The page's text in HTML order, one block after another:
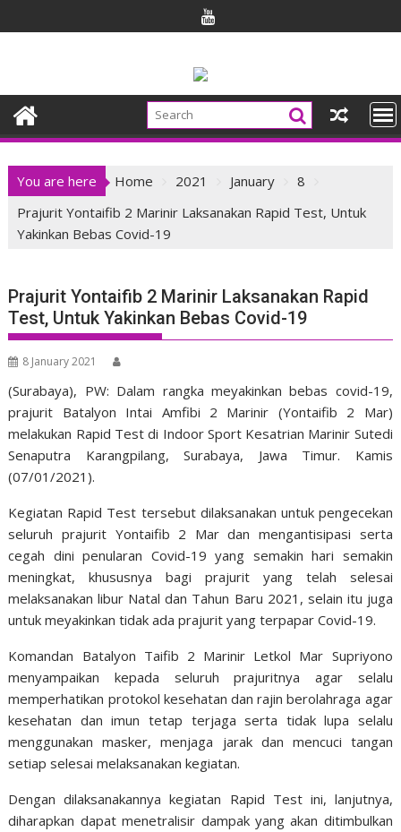
to
You are here Home 2021 January
8
Prajurit Yontaifib 2 Marinir Laksanakan Rapid Test, Untuk
Yakinkan Bebas Covid-19
Prajurit Yontaifib 2 Marinir Laksanakan Rapid
Test, Untuk Yakinkan Bebas Covid-19
8 January 2021
(Surabaya), PW: Dalam rangka meyakinkan bebas covid-19,
prajurit Batalyon Intai Amfibi 2 Marinir (Yontaifib 2 Mar)
melakukan Rapid Test di Indoor Sport Kesatrian Marinir Sutedi
Senaputra Karangpilang, Surabaya, Jawa Timur. Kamis
(07/01/2021).
Kegiatan Rapid Test tersebut dilaksanakan untuk pengecekan
seluruh prajurit Yontaifib 2 Mar dan mengantisipasi serta
cegah dini penularan Covid-19 yang semakin hari semakin
meningkat, khususnya bagi prajurit yang telah selesai
melaksanakan libur Natal dan Tahun Baru 2021, selain itu juga
untuk meyakinkan tidak ada prajurit yang terpapar Covid-19.
Komandan Batalyon Taifib 2 Marinir Letkol Mar Supriyono
menyampaikan kepada seluruh prajuritnya agar selalu
memperhatikan protokol kesehatan dan rajin berolahraga agar
kesehatan dan imun tetap terjaga serta tidak lupa selalu
menggunakan masker, menjaga jarak dan mencuci tangan
setiap selesai melaksanakan kegiatan.
Dengan dilaksanakannya kegiatan Rapid Test ini, lanjutnya,
diharapkan dapat menetralisir dampak yang akan ditimbulkan